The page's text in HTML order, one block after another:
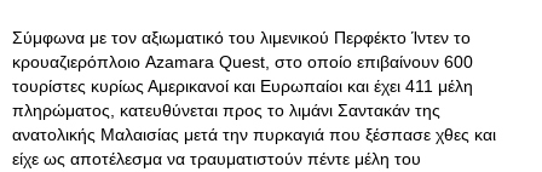
Σύμφωνα με τον αξιωματικό του λιμενικού Περφέκτο Ίντεν το
κρουαζιερόπλοιο Azamara Quest, στο οποίο επιβαίνουν 600
τουρίστες κυρίως Αμερικανοί και Ευρωπαίοι και έχει 411 μέλη
πληρώματος, κατευθύνεται προς το λιμάνι Σαντακάν της
ανατολικής Μαλαισίας μετά την πυρκαγιά που ξέσπασε χθες και
είχε ως αποτέλεσμα να τραυματιστούν πέντε μέλη του